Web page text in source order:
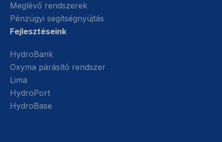
Meglévő rendszerek
Pénzügyi segítségnyújtás
Fejlesztéseink
HydroBank
Oxyma párásító rendszer
Lima
HydroPort
HydroBase